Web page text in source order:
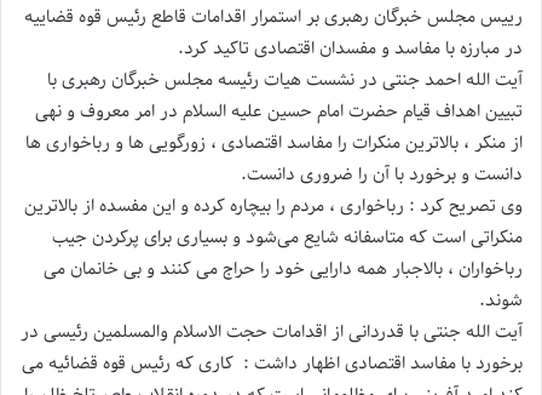
رییس مجلس خبرگان رهبری بر استمرار اقدامات قاطع رئیس قوه قضاییه
در مبارزه با مفاسد و مفسدان اقتصادی تاکید کرد.
آیت الله احمد جنتی در نشست هیات رئیسه مجلس خبرگان رهبری با
تبیین اهداف قیام حضرت امام حسین علیه السلام در امر معروف و نهی
از منکر ، بالاترین منکرات را مفاسد اقتصادی ، زورگویی ها و رباخواری ها
دانست و برخورد با آن را ضروری دانست.
وی تصریح کرد : رباخواری ، مردم را بیچاره کرده و این مفسده از بالاترین
منکراتی است که متاسفانه شایع می‌شود و بسیاری برای پرکردن جیب
رباخواران ، بالاجبار همه دارایی خود را حراج می کنند و بی خانمان می
شوند.
آیت الله جنتی با قدردانی از اقدامات حجت الاسلام والمسلمین رئیسی در
برخورد با مفاسد اقتصادی اظهار داشت : کاری که رئیس قوه قضائیه می